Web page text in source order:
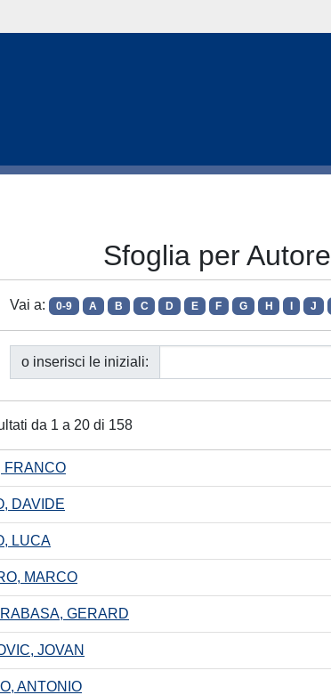
Sfoglia per Autore
Vai a: 0-9 A B C D E F G H J
o inserisci le iniziali:
da 1 a 20 di 158
FRANCO
DAVIDE
LUCA
MARCO
GERARD
JOVAN
ANTONIO